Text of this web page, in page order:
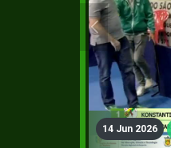
14 Jun 2026